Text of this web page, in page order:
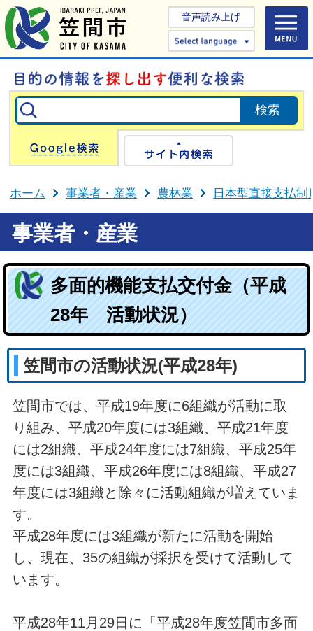
音声読み上げ
Select
Google検索
ホーム 事業者・産業 農林業 日本型直接支払制
事業者・産業
多面的機能支払交付金（平成
28年 活動状況）
笠間市の活動状況(平成28年)
笠間市では、平成19年度に6組織が活動に取
り組み、平成20年度には3組織、平成21年度
には2組織、平成24年度には7組織、平成25年
度には3組織、平成26年度には8組織、平成27
年度には3組織と除々に活動組織が増えていま
す。
平成28年度には3組織が新たに活動を開始
し、現在、35の組織が採択を受けて活動して
います。
平成28年11月29日に「平成28年度笠間市多面